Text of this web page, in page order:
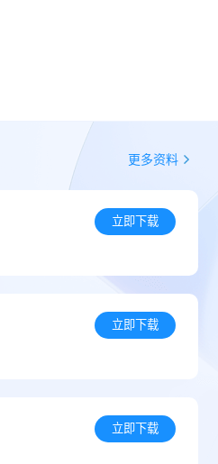
更多资料
立即下载
立即下载
立即下载